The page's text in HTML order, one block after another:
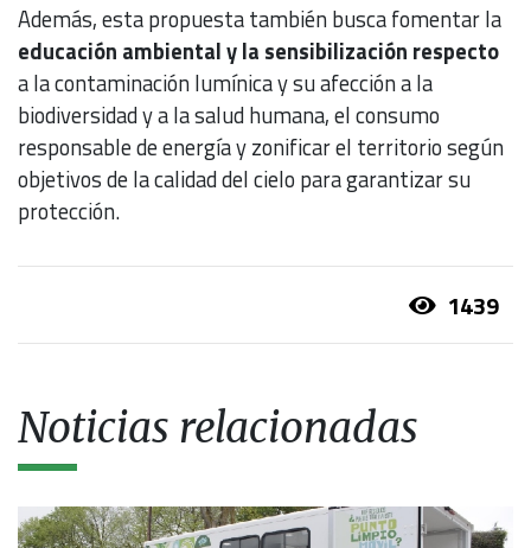
Además, esta propuesta también busca fomentar la
educación ambiental y la sensibilización respecto
a la contaminación lumínica y su afección a la
biodiversidad y a la salud humana, el consumo
responsable de energía y zonificar el territorio según
objetivos de la calidad del cielo para garantizar su
protección.
1439
Noticias relacionadas